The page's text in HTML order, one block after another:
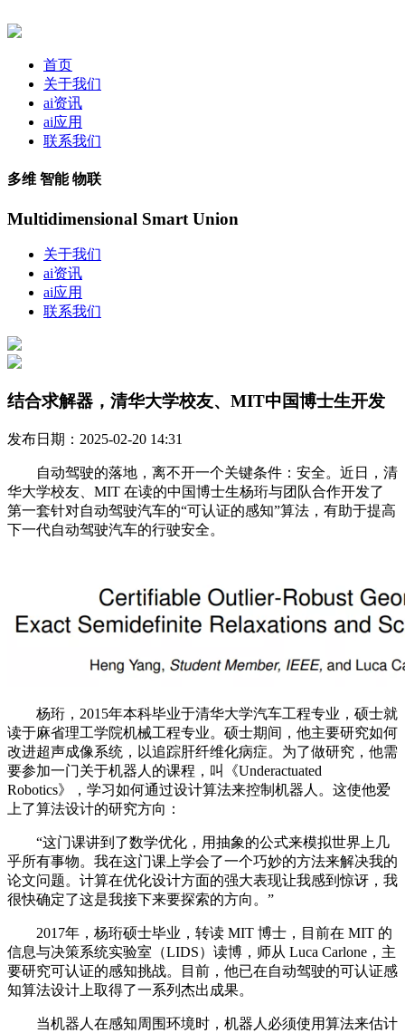
首页
关于我们
ai资讯
ai应用
联系我们
多维 智能 物联
Multidimensional Smart Union
关于我们
ai资讯
ai应用
联系我们
结合求解器，清华大学校友、MIT中国博士生开发
发布日期：2025-02-20 14:31
自动驾驶的落地，离不开一个关键条件：安全。近日，清
华大学校友、MIT 在读的中国博士生杨珩与团队合作开发了
第一套针对自动驾驶汽车的“可认证的感知”算法，有助于提高
下一代自动驾驶汽车的行驶安全。
杨珩，2015年本科毕业于清华大学汽车工程专业，硕士就
读于麻省理工学院机械工程专业。硕士期间，他主要研究如何
改进超声成像系统，以追踪肝纤维化病症。为了做研究，他需
要参加一门关于机器人的课程，叫《Underactuated
Robotics》，学习如何通过设计算法来控制机器人。这使他爱
上了算法设计的研究方向：
“这门课讲到了数学优化，用抽象的公式来模拟世界上几
乎所有事物。我在这门课上学会了一个巧妙的方法来解决我的
论文问题。计算在优化设计方面的强大表现让我感到惊讶，我
很快确定了这是我接下来要探索的方向。”
2017年，杨珩硕士毕业，转读 MIT 博士，目前在 MIT 的
信息与决策系统实验室（LIDS）读博，师从 Luca Carlone，主
要研究可认证的感知挑战。目前，他已在自动驾驶的可认证感
知算法设计上取得了一系列杰出成果。
当机器人在感知周围环境时，机器人必须使用算法来估计